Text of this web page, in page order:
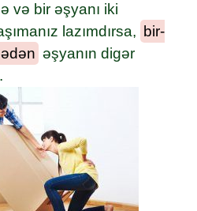
və bir əşyanı iki
lazımdırsa,
bir-
əşyanın digər